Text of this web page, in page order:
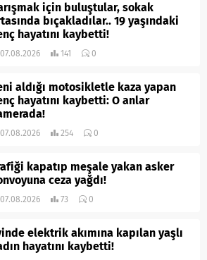
için buluştular, sokak
bıçakladılar.. 19 yaşındaki
hayatını kaybetti!
07.08.2026 141 0
aldığı motosikletle kaza yapan
hayatını kaybetti: O anlar
07.08.2026 254 0
kapatıp meşale yakan asker
ceza yağdı!
07.08.2026 73 0
elektrik akımına kapılan yaşlı
hayatını kaybetti!